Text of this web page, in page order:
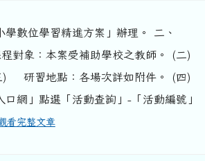
位學習精進方案」辦理。 二、
對象：本案受補助學校之教師。 (二)
) 研習地點：各場次詳如附件。 (四)
網」點選「活動查詢」-「活動編號」
看完整文章